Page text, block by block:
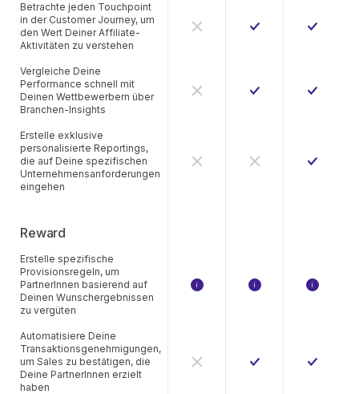
Betrachte jeden Touchpoint
in der Customer Journey, um
den Wert Deiner Affiliate-
Aktivitäten zu verstehen
Vergleiche Deine
Performance schnell mit
Deinen Wettbewerbern über
Branchen-Insights
Erstelle exklusive
personalisierte Reportings,
die auf Deine spezifischen
Unternehmensanforderungen
eingehen
Reward
Erstelle spezifische
Provisionsregeln, um
PartnerInnen basierend auf
Deinen Wunschergebnissen
zu vergüten
i i
Gutscheincode
Website-Klicks
i
Website-
Automatisiere Deine
Transaktionsgenehmigungen,
um Sales zu bestätigen, die
Deine PartnerInnen erzielt
haben